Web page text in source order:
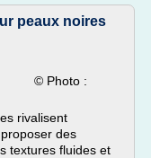
peaux noires
:
rivalisent
des
textures fluides et